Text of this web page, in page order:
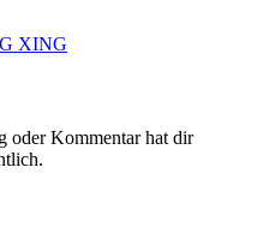
XING
oder Kommentar hat dir